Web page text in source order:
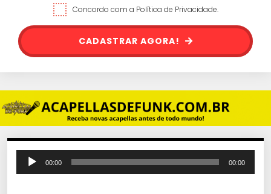
Concordo com a Política de Privacidade.
CADASTRAR AGORA!
o
00:00 00:00